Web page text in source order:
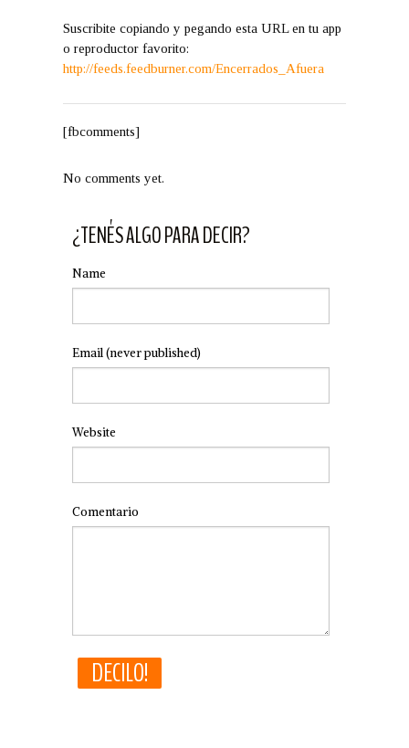
Suscribite copiando y pegando esta URL en tu app
o reproductor favorito:
http://feeds.feedburner.com/Encerrados_Afuera
[fbcomments]
No comments yet.
¿TENÉS ALGO PARA DECIR?
Name
Email(never published)
Website
Comentario